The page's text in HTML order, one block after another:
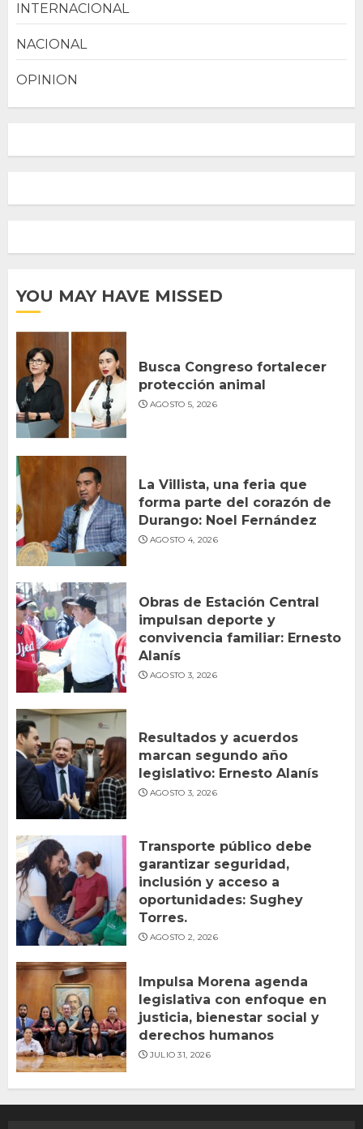
INTERNACIONAL
NACIONAL
OPINION
YOU MAY HAVE MISSED
Busca Congreso fortalecer
protección animal
AGOSTO 5, 2026
La Villista, una feria que
forma parte del corazón de
Durango: Noel Fernández
AGOSTO 4, 2026
Obras de Estación Central
impulsan deporte y
convivencia familiar: Ernesto
Alanís
AGOSTO 3, 2026
Resultados y acuerdos
marcan segundo año
legislativo: Ernesto Alanís
AGOSTO 3, 2026
Transporte público debe
garantizar seguridad,
inclusión y acceso a
oportunidades: Sughey
Torres.
AGOSTO 2, 2026
Impulsa Morena agenda
legislativa con enfoque en
justicia, bienestar social y
derechos humanos
JULIO 31, 2026